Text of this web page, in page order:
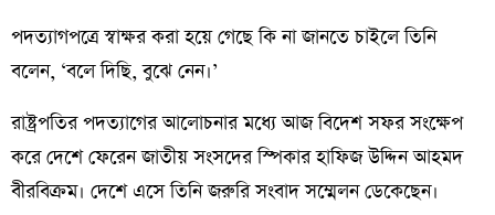
পদত্যাগপত্রে স্বাক্ষর করা হয়ে গেছে কি না জানতে চাইলে তিনি
বলেন, ‘বলে দিছি, বুঝে নেন।’
রাষ্ট্রপতির পদত্যাগের আলোচনার মধ্যে আজ বিদেশ সফর সংক্ষেপ
করে দেশে ফেরেন জাতীয় সংসদের স্পিকার হাফিজ উদ্দিন আহমদ
বীরবিক্রম। দেশে এসে তিনি জরুরি সংবাদ সম্মেলন ডেকেছেন।